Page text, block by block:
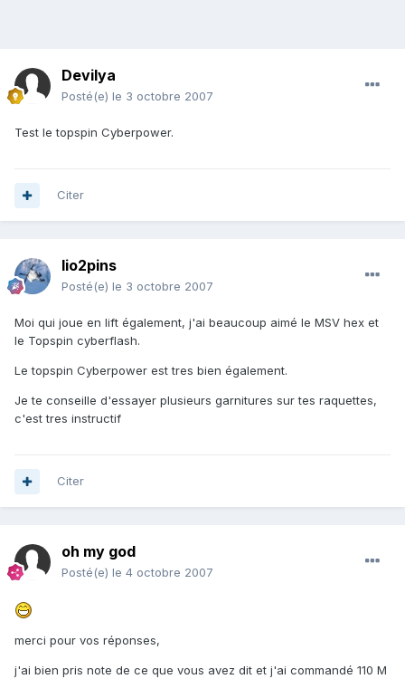
Devilya
Posté(e) le 3 octobre 2007
Test le topspin Cyberpower.
Citer
lio2pins
Posté(e) le 3 octobre 2007
Moi qui joue en lift également, j'ai beaucoup aimé le MSV hex et
le Topspin cyberflash.
Le topspin Cyberpower est tres bien également.
Je te conseille d'essayer plusieurs garnitures sur tes raquettes,
c'est tres instructif
Citer
oh my god
Posté(e) le 4 octobre 2007
merci pour vos réponses,
j'ai bien pris note de ce que vous avez dit et j'ai commandé 110 M